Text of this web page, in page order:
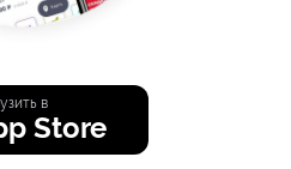
в
Store